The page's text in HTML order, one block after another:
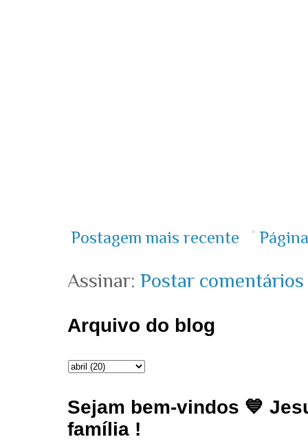
Postagem mais recente
Assinar:Postar
Arquivo do blog
Sejam bem-vindos 💙
família !